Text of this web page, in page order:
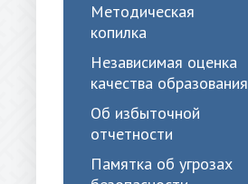
Методическая
копилка
Независимая оценка
качества образования
Об избыточной
отчетности
Памятка об угрозах